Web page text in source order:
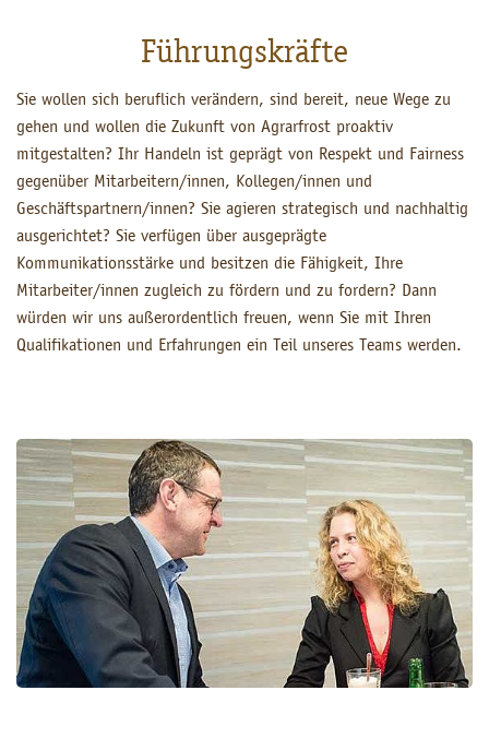
Führungskräfte
Sie wollen sich beruflich verändern, sind bereit, neue Wege zu
gehen und wollen die Zukunft von Agrarfrost proaktiv
mitgestalten? Ihr Handeln ist geprägt von Respekt und Fairness
gegenüber Mitarbeitern/innen, Kollegen/innen und
Geschäftspartnern/innen? Sie agieren strategisch und nachhaltig
ausgerichtet? Sie verfügen über ausgeprägte
Kommunikationsstärke und besitzen die Fähigkeit, Ihre
Mitarbeiter/innen zugleich zu fördern und zu fordern? Dann
würden wir uns außerordentlich freuen, wenn Sie mit Ihren
Qualifikationen und Erfahrungen ein Teil unseres Teams werden.